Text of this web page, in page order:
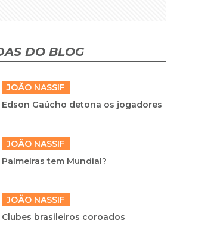
DO BLOG
JOÃO NASSIF
Edson Gaúcho detona os jogadores
JOÃO NASSIF
Palmeiras tem Mundial?
JOÃO NASSIF
Clubes brasileiros coroados